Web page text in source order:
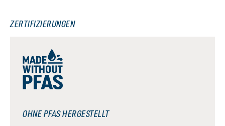
ZERTIFIZIERUNGEN
OHNE PFAS HERGESTELLT